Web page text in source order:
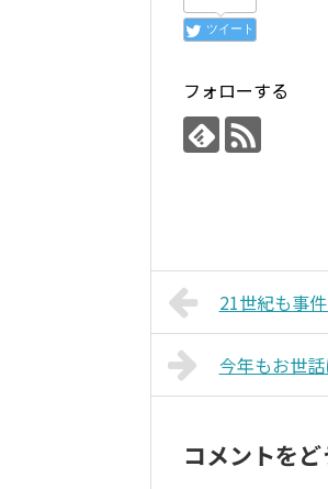
ツイート
フォローする
21世紀も事
今年もお世
コメントをど